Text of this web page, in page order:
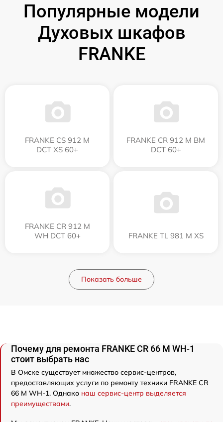
Популярные модели
Духовых шкафов
FRANKE
FRANKE CS 912 M
DCT XS 60+
FRANKE CR 912 M BM
DCT 60+
FRANKE CR 912 M
WH DCT 60+
FRANKE TL 981 M XS
Показать больше
Почему для ремонта FRANKE CR 66 M WH-1
стоит выбрать нас
В Омске существует множество сервис-центров,
предоставляющих услуги по ремонту техники FRANKE CR
66 M WH-1. Однако наш сервис-центр выделяется
преимуществами.